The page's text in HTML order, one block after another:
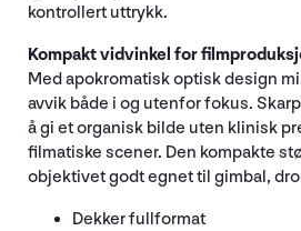
kontrollert uttrykk.
Kompakt vidvinkel for
Med apokromatisk optisk design
avvik både i og utenfor fokus.
å gi et organisk bilde uten klinisk
filmatiske scener. Den kompakte
objektivet godt egnet til gimbal,
Dekker fullformat